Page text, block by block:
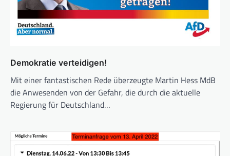
Demokratie verteidigen!
Mit einer fantastischen Rede überzeugte Martin Hess MdB
die Anwesenden von der Gefahr, die durch die aktuelle
Regierung für Deutschland…